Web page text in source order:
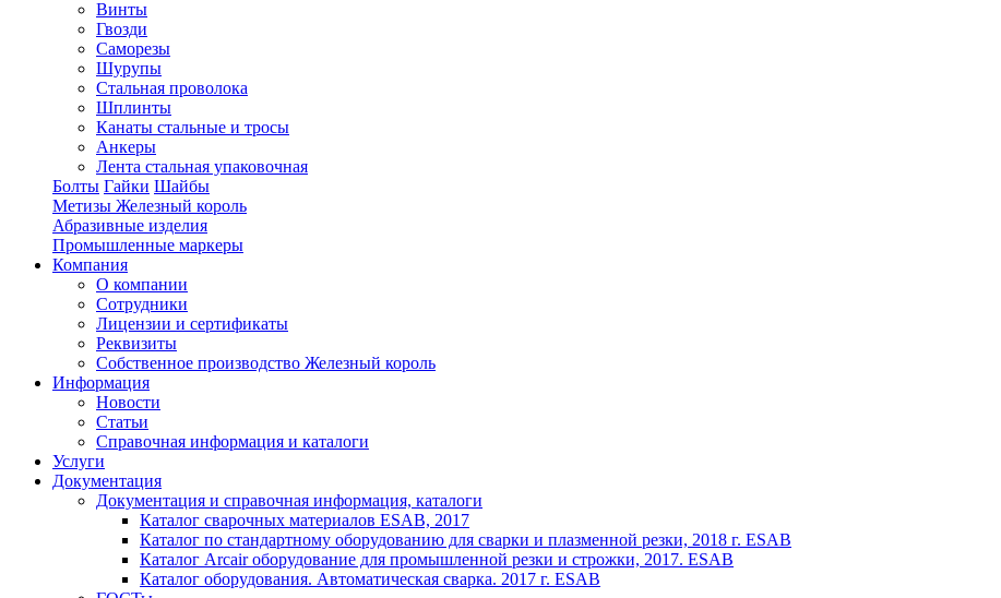
Винты
Гвозди
Саморезы
Шурупы
Стальная проволока
Шплинты
Канаты стальные и тросы
Анкеры
Лента стальная упаковочная
Болты Гайки Шайбы
Метизы Железный король
Абразивные изделия
Промышленные маркеры
Компания
О компании
Сотрудники
Лицензии и сертификаты
Реквизиты
Собственное производство Железный король
Информация
Новости
Статьи
Справочная информация и каталоги
Услуги
Документация
Документация и справочная информация, каталоги
Каталог сварочных материалов ESAB, 2017
Каталог по стандартному оборудованию для сварки и плазменной резки, 2018 г. ESAB
Каталог Arcair оборудование для промышленной резки и строжки, 2017. ESAB
Каталог оборудования. Автоматическая сварка. 2017 г. ESAB